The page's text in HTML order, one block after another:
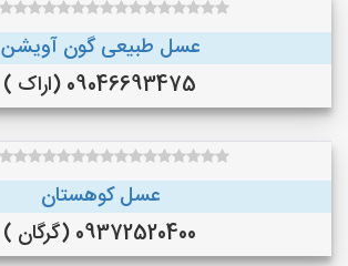
عسل طبیعی گون آویشن
09046693475 (اراک )
عسل کوهستان
09372520400 (گرگان )